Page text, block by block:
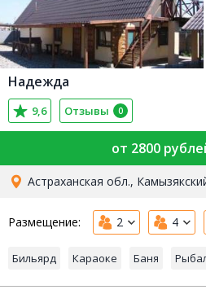
Надежда
9,6 Отзывы 0
от 2800
Астраханская обл.,
Размещение: 2 4
Бильярд Караоке Баня